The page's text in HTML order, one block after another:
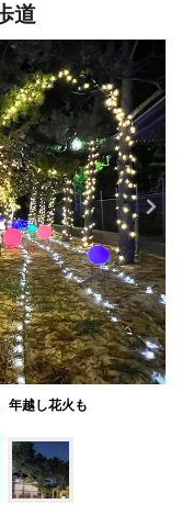
道
年越し花火も